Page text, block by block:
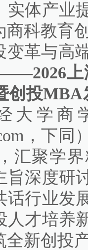
实体产业
商科教育
变革与高
创投MBA
大学商
，下
汇聚学
旨深度研
话行业发
人才培养
全新创投